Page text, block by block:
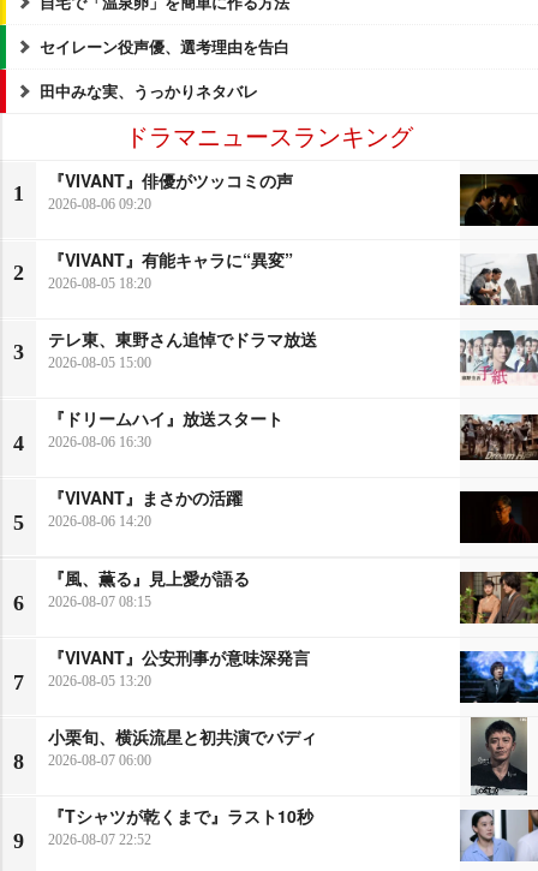
セイレーン役声優、選考理由を告白
田中みな実、うっかりネタバレ
ドラマニュースランキング
1
『VIVANT』俳優がツッコミの声
2026-08-06 09:20
2
『VIVANT』有能キャラに“異変”
2026-08-05 18:20
3
テレ東、東野さん追悼でドラマ放送
2026-08-05 15:00
4
『ドリームハイ』放送スタート
2026-08-06 16:30
5
『VIVANT』まさかの活躍
2026-08-06 14:20
6
『風、薫る』見上愛が語る
2026-08-07 08:15
7
『VIVANT』公安刑事が意味深発言
2026-08-05 13:20
8
小栗旬、横浜流星と初共演でバディ
2026-08-07 06:00
9
『Tシャツが乾くまで』ラスト10秒
2026-08-07 22:52